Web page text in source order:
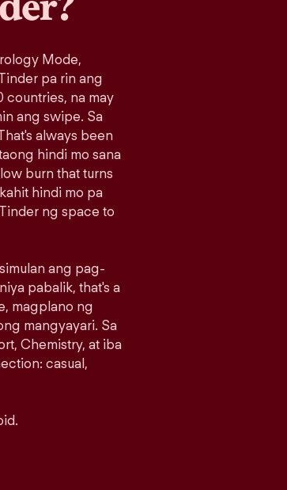
Mode,
pa rin ang
countries, na may
ang swipe. Sa
always been
hindi mo sana
burn that turns
hindi mo pa
ng space to
ang pag-
pabalik, that's a
magplano ng
mangyayari. Sa
Chemistry, at iba
casual,